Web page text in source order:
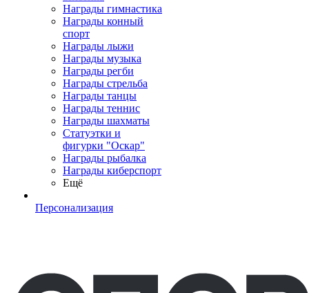
Награды гимнастика
Награды конный
спорт
Награды лыжи
Награды музыка
Награды регби
Награды стрельба
Награды танцы
Награды теннис
Награды шахматы
Статуэтки и
фигурки "Оскар"
Награды рыбалка
Награды киберспорт
Ещё
Персонализация